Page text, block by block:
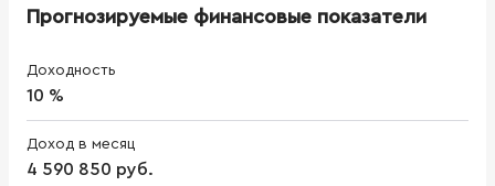
Прогнозируемые финансовые показатели
Доходность
10 %
Доход в месяц
4 590 850 руб.